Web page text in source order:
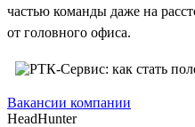
частью команды даже на
от головного офиса.
Вакансии компании
HeadHunter